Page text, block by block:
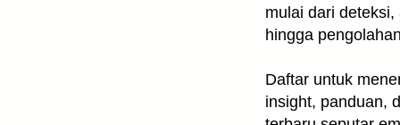
mulai dari deteksi,
hingga
Daftar untuk
insight, panduan,